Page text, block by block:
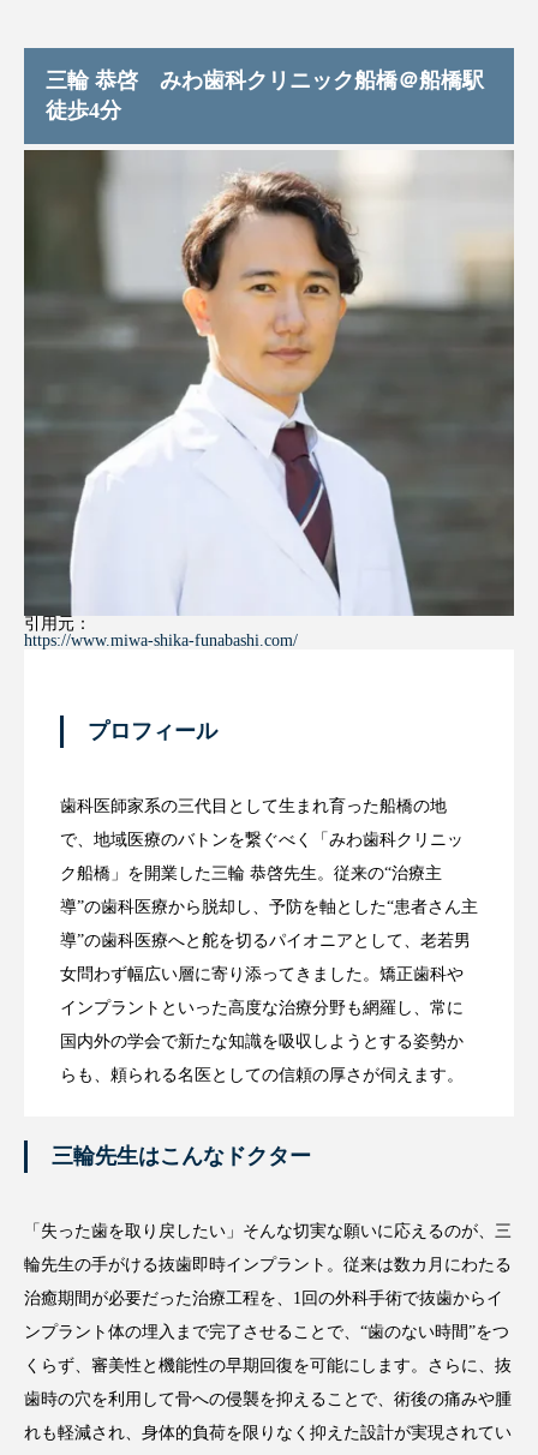
三輪 恭啓 みわ歯科クリニック船橋＠船橋駅
徒歩4分
引用元：
https://www.miwa-shika-funabashi.com/
プロフィール
歯科医師家系の三代目として生まれ育った船橋の地
で、地域医療のバトンを繋ぐべく「みわ歯科クリニッ
ク船橋」を開業した三輪 恭啓先生。従来の“治療主
導”の歯科医療から脱却し、予防を軸とした“患者さん主
導”の歯科医療へと舵を切るパイオニアとして、老若男
女問わず幅広い層に寄り添ってきました。矯正歯科や
インプラントといった高度な治療分野も網羅し、常に
国内外の学会で新たな知識を吸収しようとする姿勢か
らも、頼られる名医としての信頼の厚さが伺えます。
三輪先生はこんなドクター
「失った歯を取り戻したい」そんな切実な願いに応えるのが、三
輪先生の手がける抜歯即時インプラント。従来は数カ月にわたる
治癒期間が必要だった治療工程を、1回の外科手術で抜歯からイ
ンプラント体の埋入まで完了させることで、“歯のない時間”をつ
くらず、審美性と機能性の早期回復を可能にします。さらに、抜
歯時の穴を利用して骨への侵襲を抑えることで、術後の痛みや腫
れも軽減され、身体的負荷を限りなく抑えた設計が実現されてい